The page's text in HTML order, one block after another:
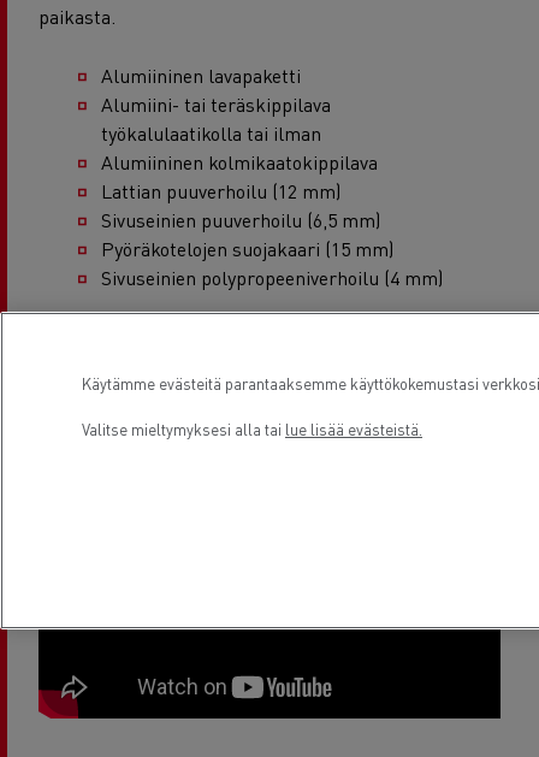
paikasta.
Alumiininen lavapaketti
Alumiini- tai teräskippilava
työkalulaatikolla tai ilman
Alumiininen kolmikaatokippilava
Lattian puuverhoilu (12 mm)
Sivuseinien puuverhoilu (6,5 mm)
Pyöräkotelojen suojakaari (15 mm)
Sivuseinien polypropeeniverhoilu (4 mm)
Käytämme evästeitä parantaaksemme käyttökokemustasi
Valitse mieltymyksesi alla tai lue lisää evästeistä.